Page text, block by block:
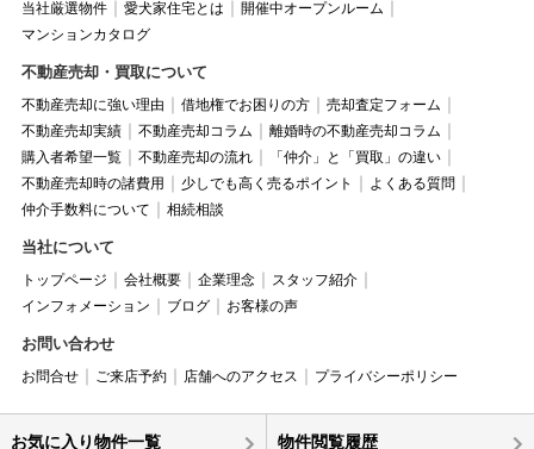
当社厳選物件 愛犬家住宅とは
開催中オープンルーム
マンションカタログ
不動産売却・買取について
不動産売却に強い理由 借地権でお困りの方
売却査定フォーム
不動産売却実績
不動産売却コラム
離婚時の不動産売却コラム
購入者希望一覧
不動産売却の流れ
「仲介」と「買取」の違い
不動産売却時の諸費用
少しでも高く売るポイント
よくある質問
仲介手数料について
相続相談
当社について
トップページ 会社概要 企業理念
スタッフ紹介
インフォメーション
ブログ お客様の声
お問い合わせ
お問合せ ご来店予約 店舗へのアクセス プライバシーポリシー
お気に入り物件一覧 物件閲覧履歴